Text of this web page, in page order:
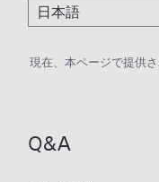
現在、本ページで提供
Q&A